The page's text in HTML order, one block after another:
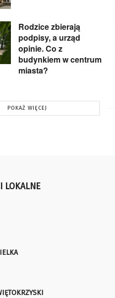
Rodzice zbierają
podpisy, a urząd
opinie. Co z
budynkiem w centrum
miasta?
POKAŻ WIĘCEJ
LOKALNE